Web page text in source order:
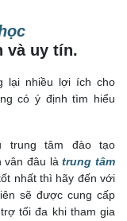
và uy tín.
lại nhiều lợi ích cho
có ý định tìm hiểu
trung tâm đào tạo
vân đâu làtrung tâm
nhất thì hãy đến với
sẽ được cung cấp
tối đa khi tham gia